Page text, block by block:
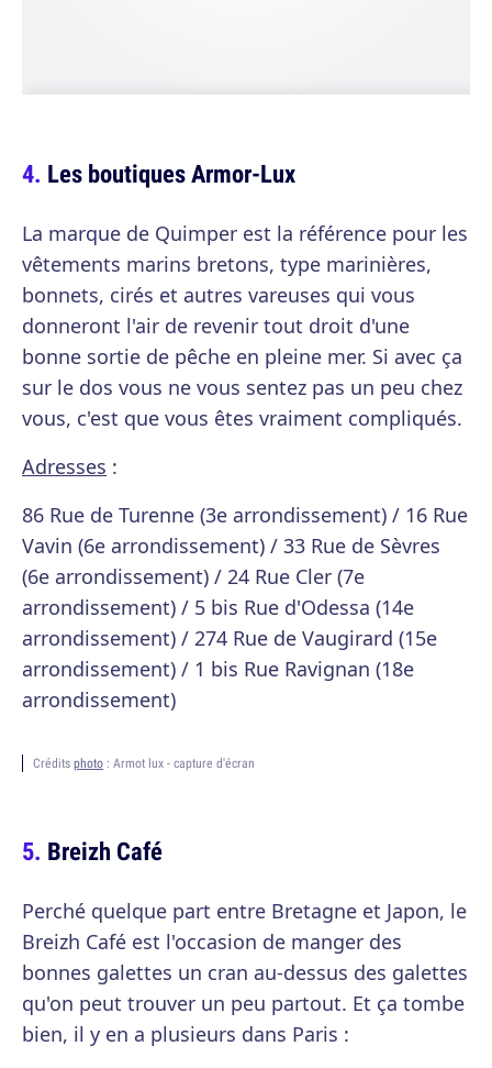
Les boutiques Armor-Lux
La marque de Quimper est la référence pour les
vêtements marins bretons, type marinières,
bonnets, cirés et autres vareuses qui vous
donneront l'air de revenir tout droit d'une
bonne sortie de pêche en pleine mer. Si avec ça
sur le dos vous ne vous sentez pas un peu chez
vous, c'est que vous êtes vraiment compliqués.
Adresses :
86 Rue de Turenne (3e arrondissement) / 16 Rue
Vavin (6e arrondissement) / 33 Rue de Sèvres
(6e arrondissement) / 24 Rue Cler (7e
arrondissement) / 5 bis Rue d'Odessa (14e
arrondissement) / 274 Rue de Vaugirard (15e
arrondissement) / 1 bis Rue Ravignan (18e
arrondissement)
Crédits photo : Armot lux - capture d'écran
Breizh Café
Perché quelque part entre Bretagne et Japon, le
Breizh Café est l'occasion de manger des
bonnes galettes un cran au-dessus des galettes
qu'on peut trouver un peu partout. Et ça tombe
bien, il y en a plusieurs dans Paris :